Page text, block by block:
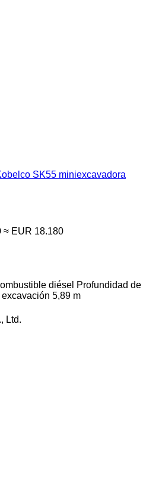
SK55 miniexcavadora
≈ EUR 18.180
diésel Profundidad de
5,89 m
Ltd.